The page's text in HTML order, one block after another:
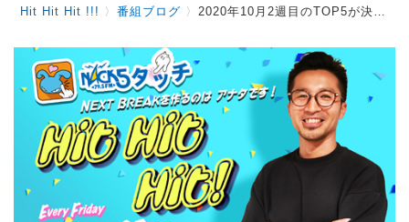
Hit Hit Hit !!! 〉番組ブログ 〉2020年10月2週目のTOP5が決定！